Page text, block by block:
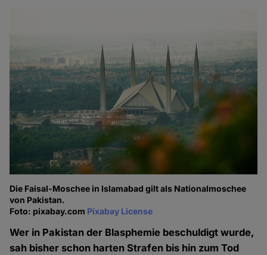
Die Faisal-Moschee in Islamabad gilt als Nationalmoschee
von Pakistan.
Foto: pixabay.com Pixabay License
Wer in Pakistan der Blasphemie beschuldigt wurde,
sah bisher schon harten Strafen bis hin zum Tod